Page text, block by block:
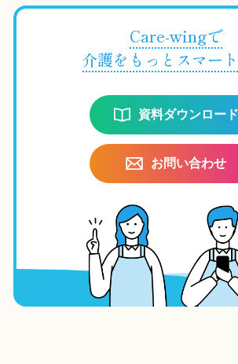
Care-wingで
介護をもっとスマー
資料ダウンロード
お問い合わせ